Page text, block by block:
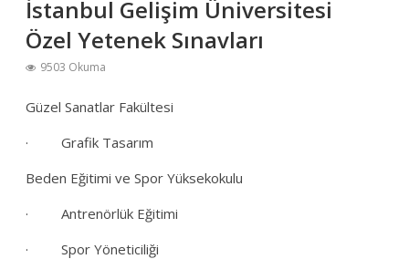
İstanbul Gelişim Üniversitesi
Özel Yetenek Sınavları
9503 Okuma
Güzel Sanatlar Fakültesi
· Grafik Tasarım
Beden Eğitimi ve Spor Yüksekokulu
· Antrenörlük Eğitimi
· Spor Yöneticiliği